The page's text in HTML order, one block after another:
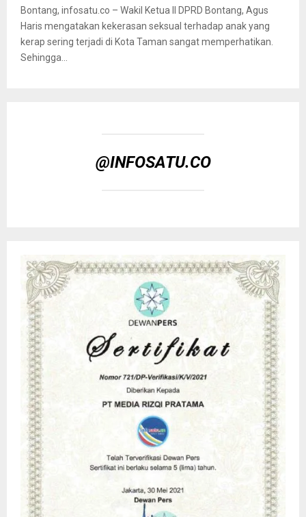
Bontang, infosatu.co – Wakil Ketua ll DPRD Bontang, Agus
Haris mengatakan kekerasan seksual terhadap anak yang
kerap sering terjadi di Kota Taman sangat memperhatikan.
Sehingga...
@INFOSATU.CO